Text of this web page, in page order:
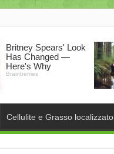
Cellulite e Grasso localizzato